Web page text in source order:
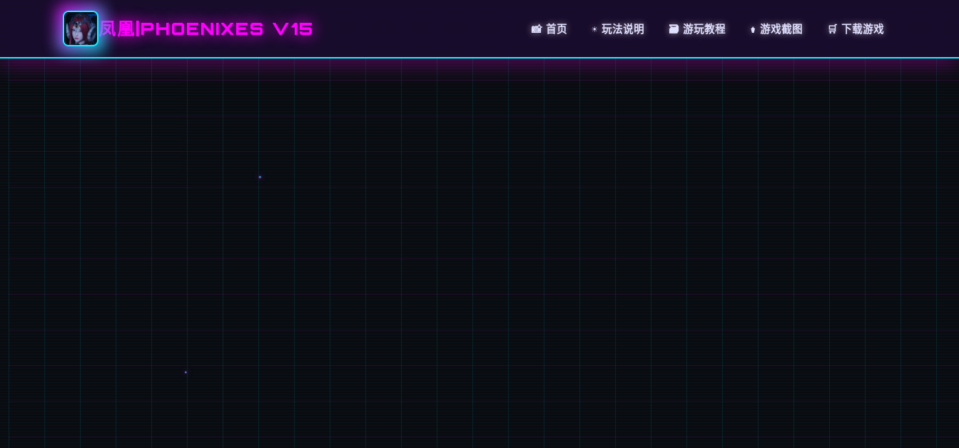
凤凰|PHOENIXES V15 📸 首页 ☀️ 玩法说明 🗃️ 游玩教程 ⚱️ 游戏截图 🛒 下载游戏